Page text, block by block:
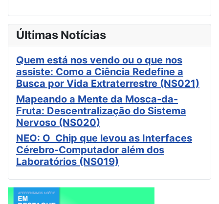
Últimas Notícias
Quem está nos vendo ou o que nos
assiste: Como a Ciência Redefine a
Busca por Vida Extraterrestre (NS021)
Mapeando a Mente da Mosca-da-
Fruta: Descentralização do Sistema
Nervoso (NS020)
NEO: O Chip que levou as Interfaces
Cérebro-Computador além dos
Laboratórios (NS019)